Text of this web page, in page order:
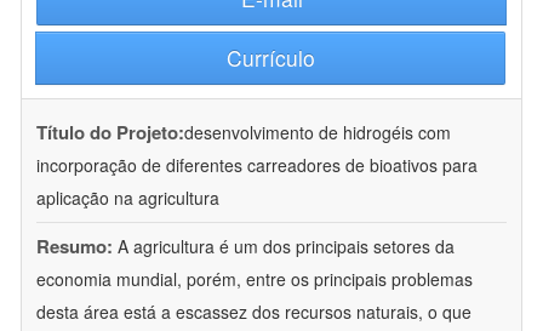
Currículo
Título do Projeto:desenvolvimento de hidrogéis com
incorporação de diferentes carreadores de bioativos para
aplicação na agricultura
Resumo: A agricultura é um dos principais setores da
economia mundial, porém, entre os principais problemas
desta área está a escassez dos recursos naturais, o que